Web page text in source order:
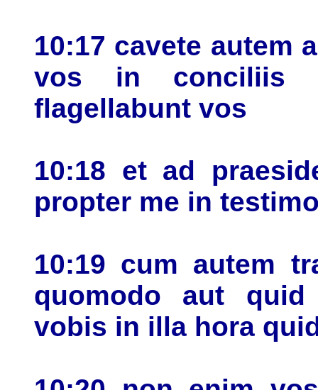
10:17 cavete autem
vos in conciliis
flagellabunt vos
10:18 et ad
propter me in
10:19 cum autem
quomodo aut
vobis in illa hora